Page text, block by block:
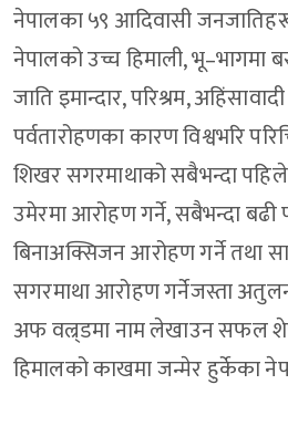
नेपालका ५९ आदिवासी
नेपालको उच्च हिमाली, भू–भागमा
जाति इमान्दार, परिश्रम,
पर्वतारोहणका कारण विश्वभरि
शिखर सगरमाथाको सबैभन्दा
उमेरमा आरोहण गर्ने, सबैभन्दा
बिनाअक्सिजन आरोहण गर्ने तथा
सगरमाथा आरोहण गर्नेजस्ता
अफ वल्र्डमा नाम लेखाउन सफल
हिमालको काखमा जन्मेर हुर्केका